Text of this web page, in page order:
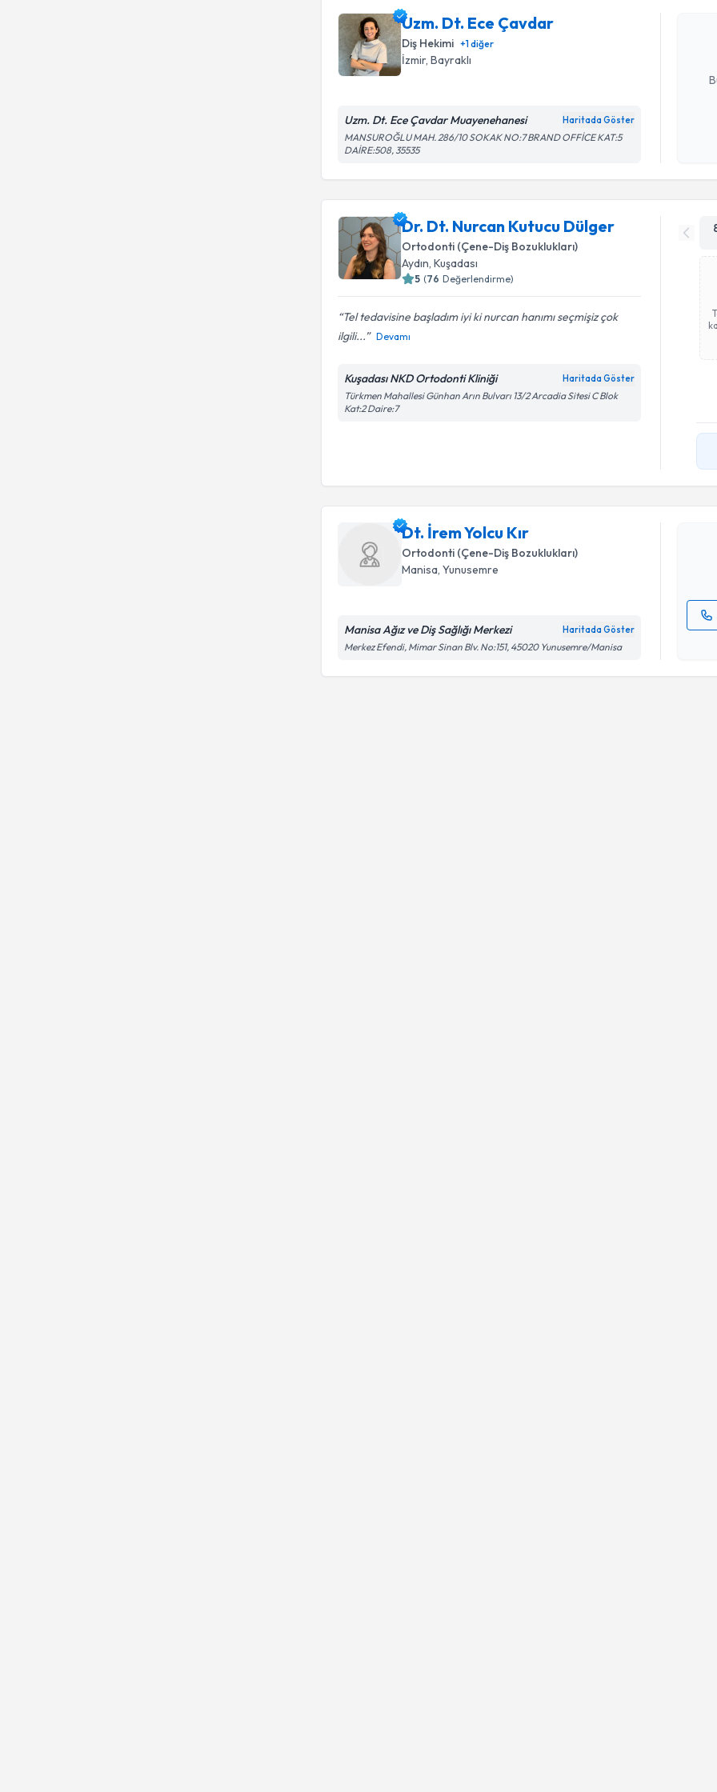
Uzm. Dt. Ece Çavdar
Diş Hekimi +1diğer
İzmir, Bayraklı
Uzm. Dt. Ece Çavdar Muayenehanesi Haritada Göster
MANSUROĞLU MAH. 286/10 SOKAK NO:7 BRAND OFFİCE KAT:5
DAİRE:508, 35535
bu
Dr. Dt. Nurcan Kutucu Dülger
Ortodonti (Çene-Diş Bozuklukları)
Aydın , Kuşadası
5 (76 Değerlendirme)
Tel tedavisine başladım iyi ki nurcan hanımı seçmişiz çok
ilgili...
Devamı
Kuşadası NKD Ortodonti Kliniği Haritada Göster
Türkmen Mahallesi Günhan Arın Bulvarı 13/2 Arcadia Sitesi C Blok
Kat:2 Daire:7
Dt. İrem Yolcu Kır
Ortodonti (Çene-Diş Bozuklukları)
Manisa , Yunusemre
Manisa Ağız ve Diş Sağlığı Merkezi Haritada Göster
Merkez Efendi, Mimar Sinan Blv. No:151, 45020 Yunusemre/Manisa